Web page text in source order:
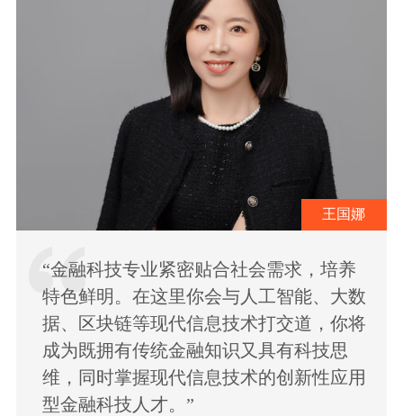
“金融科技专业紧密贴合社会需求，培养
特色鲜明。在这里你会与人工智能、大数
据、区块链等现代信息技术打交道，你将
成为既拥有传统金融知识又具有科技思
维，同时掌握现代信息技术的创新性应用
型金融科技人才。”
王国娜